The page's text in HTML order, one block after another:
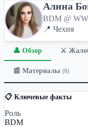
Алина
BDM @
📍 Чехия
👤 Обзор ⚔️
📰 Материалы (0)
📋 Ключевые факты
Роль
BDM